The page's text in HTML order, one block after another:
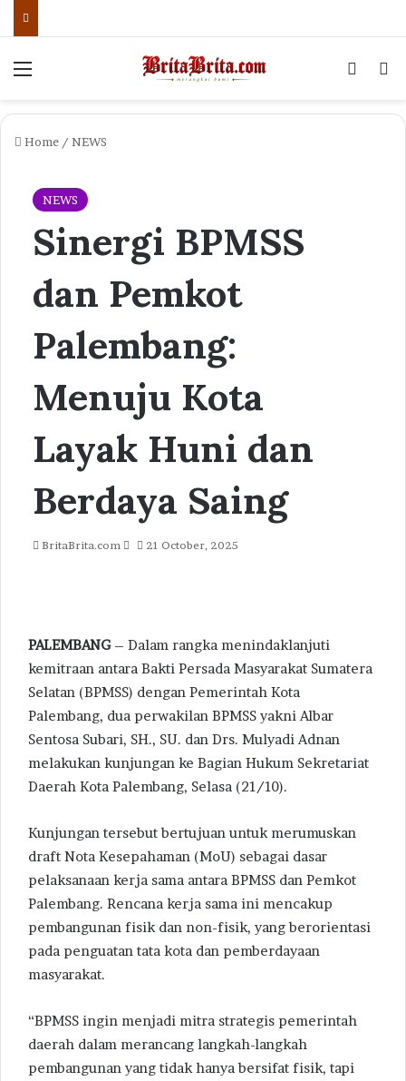
Menu Log In
Home / NEWS
NEWS
Sinergi BPMSS
dan Pemkot
Palembang:
Menuju Kota
Layak Huni dan
Berdaya Saing
BritaBrita.com
Send21 October, 2025
PALEMBANG– Dalam rangka menindaklanjuti
kemitraan antara Bakti Persada Masyarakat Sumatera
Selatan (BPMSS) dengan Pemerintah Kota
Palembang, dua perwakilan BPMSS yakni Albar
Sentosa Subari, SH., SU. dan Drs. Mulyadi Adnan
melakukan kunjungan ke Bagian Hukum Sekretariat
Daerah Kota Palembang, Selasa (21/10).
Kunjungan tersebut bertujuan untuk merumuskan
draft Nota Kesepahaman (MoU) sebagai dasar
pelaksanaan kerja sama antara BPMSS dan Pemkot
Palembang. Rencana kerja sama ini mencakup
pembangunan fisik dan non-fisik, yang berorientasi
pada penguatan tata kota dan pemberdayaan
masyarakat.
“BPMSS ingin menjadi mitra strategis pemerintah
daerah dalam merancang langkah-langkah
pembangunan yang tidak hanya bersifat fisik, tapi